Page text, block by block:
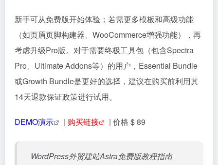
新手可从免费版开始体验；若需更多模板和高级功能
（如页眉页脚构建器、WooCommerce增强功能），再
考虑升级Pro版。对于需要终极工具包（包含Spectra
Pro、Ultimate Addons等）的用户，Essential Bundle
或Growth Bundle是更好的选择，建议在购买前利用其
14天退款保证政策进行试用。
DEMO演示 | 购买链接 | 价格 $ 89
WordPress外贸建站Astra免费版教程指南